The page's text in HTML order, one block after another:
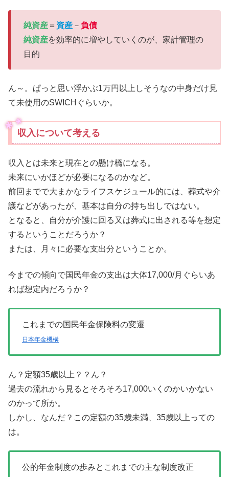
純資産 ＝ 資産 － 負債
純資産を効率的に増やしていくのが、家計管理の
目的
ん～。ぱっと思い浮かぶ1万円以上しそうなの中身だけ見
て未使用のSWICHぐらいか。
収入について考える
収入とは未来と現在との懸け橋になる。
未来にいかほどが必要になるのかなど。
前回までで大まかなライフスケジュール的には、葬式や介
護などがあったが、基本は自分の持ち出しではない。
となると、自分が介護に回る又は葬式に出される等を想定
するということだろうか？
または、月々に必要な支出分ということか。
今までの傾向で国民年金の支出は大体17,000/月ぐらいあ
れば想定内だろうか？
これまでの国民年金保険料の変遷
日本年金機構
ん？定額35歳以上？？ん？
過去の流れから見るとそろそろ17,000いくのかいかない
のかって所か。
しかし、なんだ？この定額の35歳未満、35歳以上っての
は。
公的年金制度の歩みとこれまでの主な制度改正